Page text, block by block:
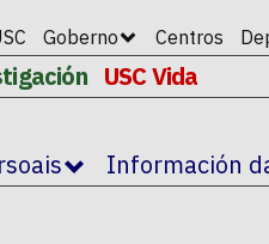
Goberno Centros
USC Vida
Información